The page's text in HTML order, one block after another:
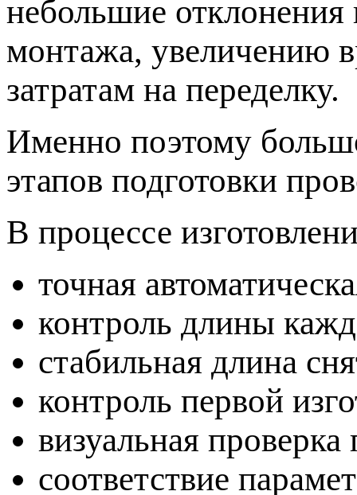
небольшие
монтажа, увеличению
затратам на переделку.
Именно поэтому
этапов подготовки
В процессе
точная
контроль длины
стабильная длина
контроль первой
визуальная
соответствие